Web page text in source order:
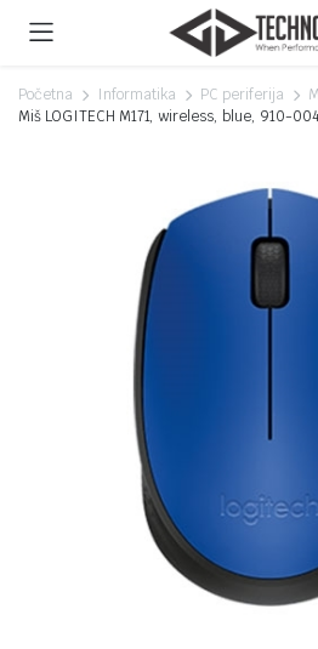
Početna Informatika PC periferija
Miš LOGITECH M171, wireless, blue, 910-